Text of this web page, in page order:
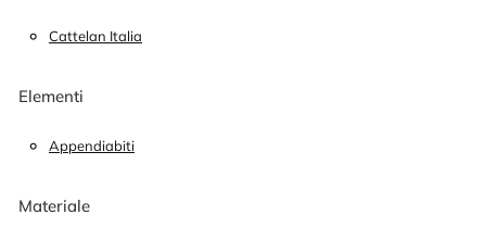
Cattelan Italia
Elementi
Appendiabiti
Materiale